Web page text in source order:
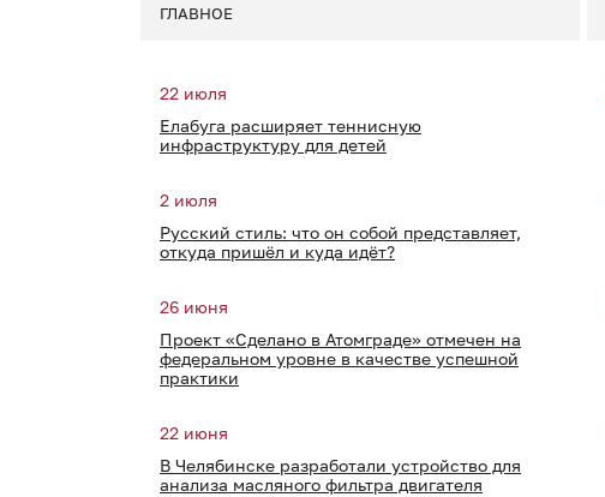
ГЛАВНОЕ
22 июля
Елабуга расширяет теннисную
инфраструктуру для детей
2 июля
Русский стиль: что он собой представляет,
откуда пришёл и куда идёт?
26 июня
Проект «Сделано в Атомграде» отмечен на
федеральном уровне в качестве успешной
практики
22 июня
В Челябинске разработали устройство для
анализа масляного фильтра двигателя